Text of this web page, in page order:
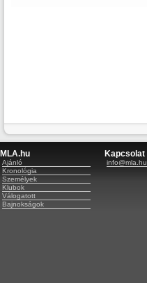
MLA.hu
Ajánló
Kronológia
Személyek
Klubok
Válogatott
Bajnokságok
Kapcsolat
info@mla.hu